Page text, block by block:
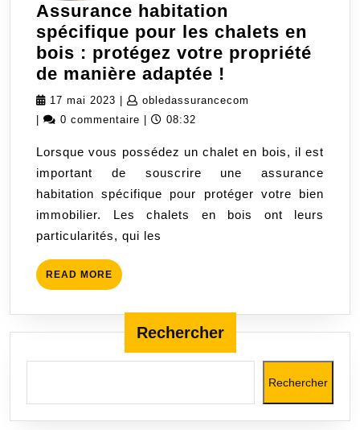
Assurance habitation
spécifique pour les chalets en
bois : protégez votre propriété
de manière adaptée !
habitation
les
chalets
en
bois
adaptée
17 mai 2023 17
mai
obledassurancecom
0 commentaire 08:32
Lorsque vous possédez un chalet en bois, il est
important de souscrire une assurance
habitation spécifique pour protéger votre bien
immobilier. Les chalets en bois ont leurs
particularités, qui les
READ MORE READ
MORE
Rechercher
Rechercher